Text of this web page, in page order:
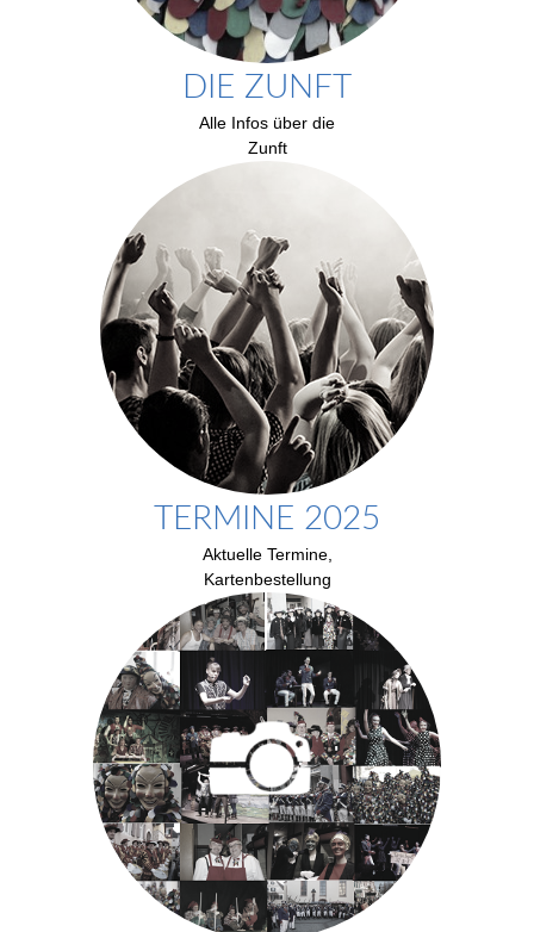
DIE ZUNFT
Alle Infos über die
Zunft
TERMINE 2025
Aktuelle Termine,
Kartenbestellung